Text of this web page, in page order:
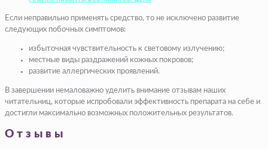
Если неправильно применять средство, то не исключено развитие
следующих побочных симптомов:
избыточная чувствительность к световому излучению;
местные виды раздражений кожных покровов;
развитие аллергических проявлений.
В завершении немаловажно уделить внимание отзывам наших
читательниц, которые испробовали эффективность препарата на себе и
достигли максимально возможных положительных результатов.
Отзывы